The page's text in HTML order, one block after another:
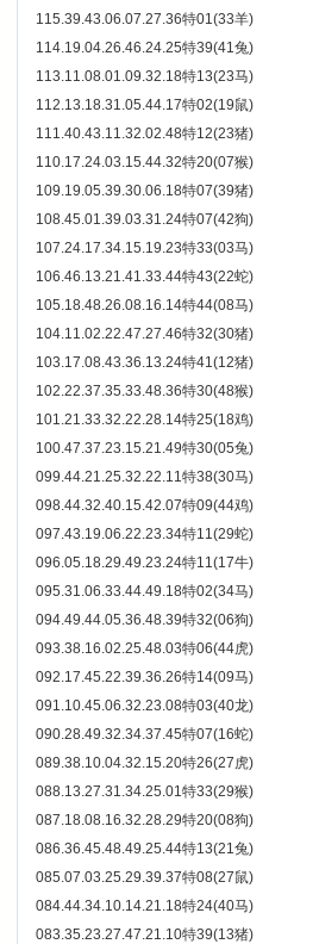
115.39.43.06.07.27.36特01(33羊)
114.19.04.26.46.24.25特39(41兔)
113.11.08.01.09.32.18特13(23马)
112.13.18.31.05.44.17特02(19鼠)
111.40.43.11.32.02.48特12(23猪)
110.17.24.03.15.44.32特20(07猴)
109.19.05.39.30.06.18特07(39猪)
108.45.01.39.03.31.24特07(42狗)
107.24.17.34.15.19.23特33(03马)
106.46.13.21.41.33.44特43(22蛇)
105.18.48.26.08.16.14特44(08马)
104.11.02.22.47.27.46特32(30猪)
103.17.08.43.36.13.24特41(12猪)
102.22.37.35.33.48.36特30(48猴)
101.21.33.32.22.28.14特25(18鸡)
100.47.37.23.15.21.49特30(05兔)
099.44.21.25.32.22.11特38(30马)
098.44.32.40.15.42.07特09(44鸡)
097.43.19.06.22.23.34特11(29蛇)
096.05.18.29.49.23.24特11(17牛)
095.31.06.33.44.49.18特02(34马)
094.49.44.05.36.48.39特32(06狗)
093.38.16.02.25.48.03特06(44虎)
092.17.45.22.39.36.26特14(09马)
091.10.45.06.32.23.08特03(40龙)
090.28.49.32.34.37.45特07(16蛇)
089.38.10.04.32.15.20特26(27虎)
088.13.27.31.34.25.01特33(29猴)
087.18.08.16.32.28.29特20(08狗)
086.36.45.48.49.25.44特13(21兔)
085.07.03.25.29.39.37特08(27鼠)
084.44.34.10.14.21.18特24(40马)
083.35.23.27.47.21.10特39(13猪)